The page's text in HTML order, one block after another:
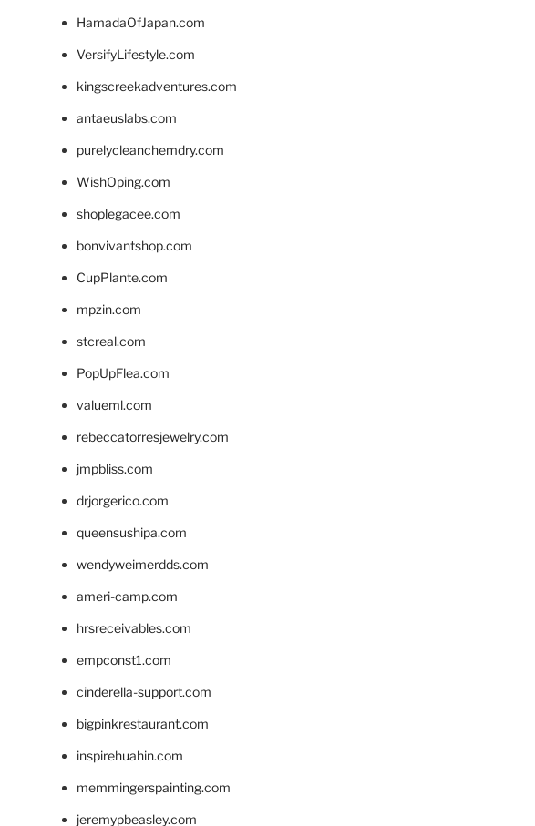
HamadaOfJapan.com
VersifyLifestyle.com
kingscreekadventures.com
antaeuslabs.com
purelycleanchemdry.com
WishOping.com
shoplegacee.com
bonvivantshop.com
CupPlante.com
mpzin.com
stcreal.com
PopUpFlea.com
valueml.com
rebeccatorresjewelry.com
jmpbliss.com
drjorgerico.com
queensushipa.com
wendyweimerdds.com
ameri-camp.com
hrsreceivables.com
empconst1.com
cinderella-support.com
bigpinkrestaurant.com
inspirehuahin.com
memmingerspainting.com
jeremypbeasley.com